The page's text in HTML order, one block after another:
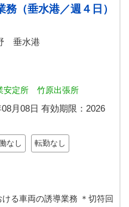
（垂水港／週４日）
垂水港
安定所 竹原出張所
月08日 有効期限： 2026
なし 転勤なし
る車両の誘導業務 ＊切符回